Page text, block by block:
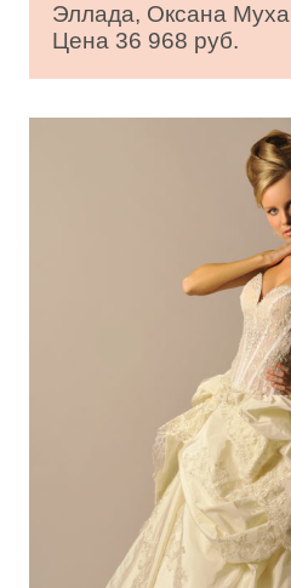
Эллада, Оксана Муха
Цена 36 968 руб.